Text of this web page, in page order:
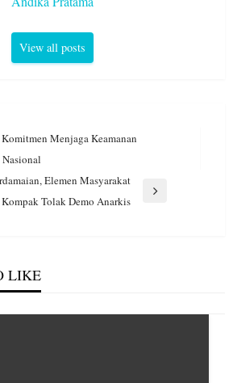
View all posts
Menjaga Keamanan
Elemen Masyarakat
Kompak Tolak Demo Anarkis
LIKE